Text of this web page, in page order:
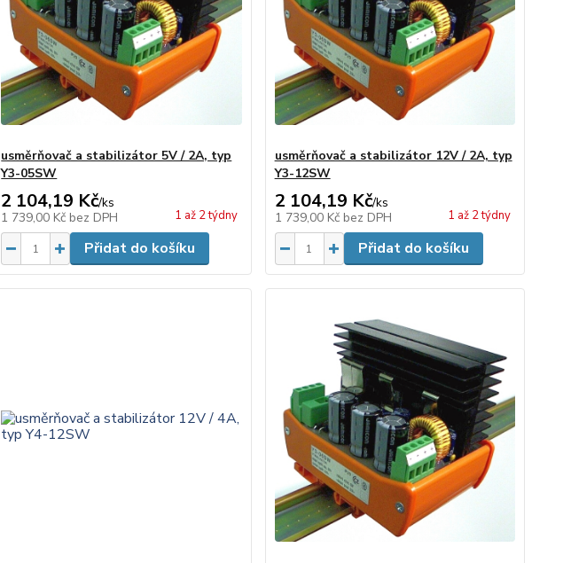
usměrňovač a stabilizátor 5V / 2A, typ
Y3-05SW
2 104,19 Kč/ks
1 739,00 Kč bez DPH 1 až 2 týdny
Přidat do košíku
usměrňovač a stabilizátor 12V / 2A, typ
Y3-12SW
2 104,19 Kč/ks
1 739,00 Kč bez DPH 1 až 2 týdny
Přidat do košíku